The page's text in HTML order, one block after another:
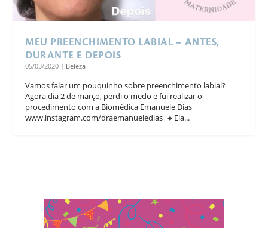
MEU PREENCHIMENTO LABIAL – ANTES,
DURANTE E DEPOIS
05/03/2020 | Beleza
Vamos falar um pouquinho sobre preenchimento labial?⁣
Agora dia 2 de março, perdi o medo e fui realizar o
procedimento com a Biomédica Emanuele Dias
www.instagram.com/draemanueledias ⁣ 🔸Ela...